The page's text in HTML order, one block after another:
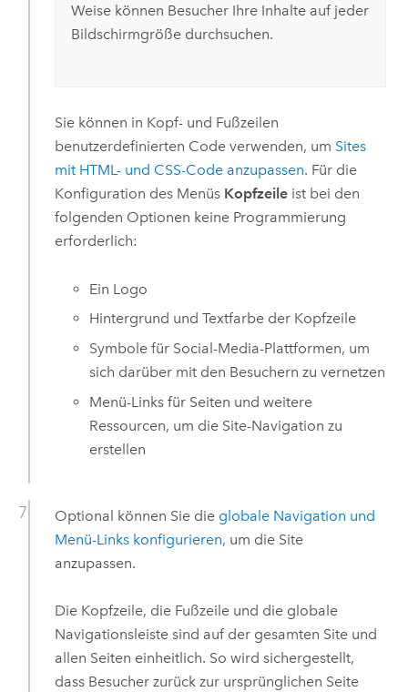
Weise können Besucher Ihre Inhalte auf jeder
Bildschirmgröße durchsuchen.
Sie können in Kopf- und Fußzeilen
benutzerdefinierten Code verwenden, um Sites
mit HTML- und CSS-Code anzupassen. Für die
Konfiguration des Menüs Kopfzeileist bei den
folgenden Optionen keine Programmierung
erforderlich:
Ein Logo
Hintergrund und Textfarbe der Kopfzeile
Symbole für Social-Media-Plattformen, um
sich darüber mit den Besuchern zu vernetzen
Menü-Links für Seiten und weitere
Ressourcen, um die Site-Navigation zu
erstellen
Optional können Sie die globale Navigation und
Menü-Links konfigurieren, um die Site
anzupassen.
Die Kopfzeile, die Fußzeile und die globale
Navigationsleiste sind auf der gesamten Site und
allen Seiten einheitlich. So wird sichergestellt,
dass Besucher zurück zur ursprünglichen Seite